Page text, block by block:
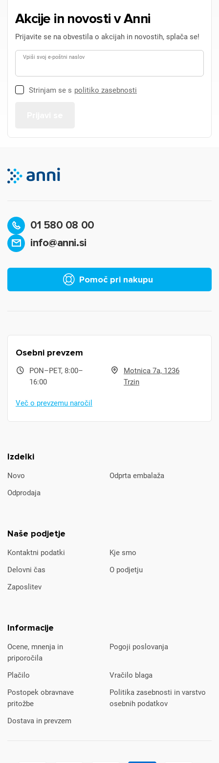
Akcije in novosti v Anni
Prijavite se na obvestila o akcijah in novostih, splača se!
Vpiši svoj e-poštni naslov
Strinjam se s politiko zasebnosti
01 580 08 00
info@anni.si
Pomoč pri nakupu
Izdelki
Novo
Odprta embalaža
Odprodaja
Naše podjetje
Kontaktni podatki
Kje smo
Delovni čas
O podjetju
Zaposlitev
Informacije
Ocene, mnenja in
priporočila
Pogoji poslovanja
Plačilo
Vračilo blaga
Postopek obravnave
pritožbe
Politika zasebnosti in varstvo
osebnih podatkov
Dostava in prevzem
Osebni prevzem
PON–PET, 8:00–
16:00
Motnica 7a, 1236
Trzin
Več o prevzemu naročil